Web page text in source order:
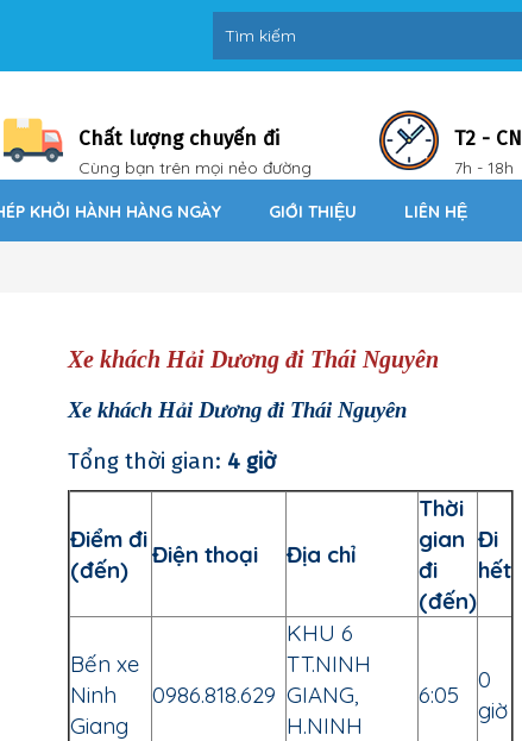
Chất lượng chuyến đi
Cùng bạn trên mọi nẻo đường
T2 - CN
7h - 18h
KHỞI HÀNH HÀNG NGÀY GIỚI THIỆU LIÊN HỆ
Xe khách Hải Dương đi Thái Nguyên
Xe khách Hải Dương đi Thái Nguyên
Tổng thời gian: 4 giờ
Điểm đi
(đến)
Điện thoại Địa chỉ
Thời
gian
đi
(đến)
Đi
hết
Bến xe
Ninh
Giang
0986.818.629
KHU 6
TT.NINH
GIANG,
H.NINH
6:05
0
giờ